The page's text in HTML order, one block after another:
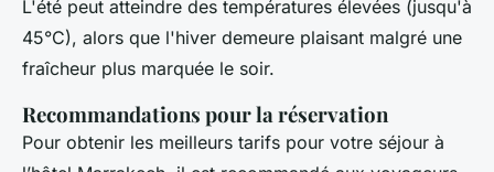
L'été peut atteindre des températures élevées (jusqu'à
45°C), alors que l'hiver demeure plaisant malgré une
fraîcheur plus marquée le soir.
Recommandations pour la réservation
Pour obtenir les meilleurs tarifs pour votre séjour à